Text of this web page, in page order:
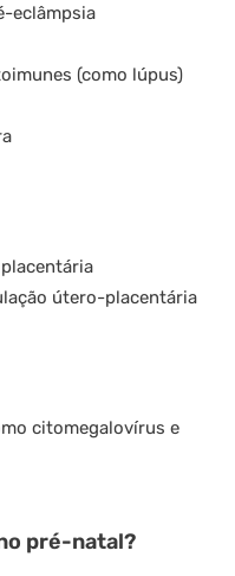
eclâmpsia
(como lúpus)
útero-placentária
citomegalovírus e
pré-natal?